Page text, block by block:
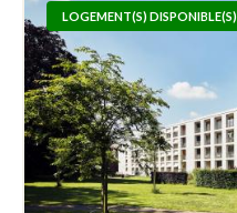
LOGEMENT(S) DISPONIBLE(S)